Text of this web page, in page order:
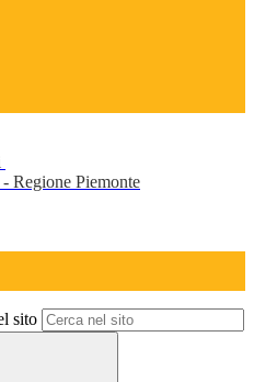
Regione Piemonte
sito